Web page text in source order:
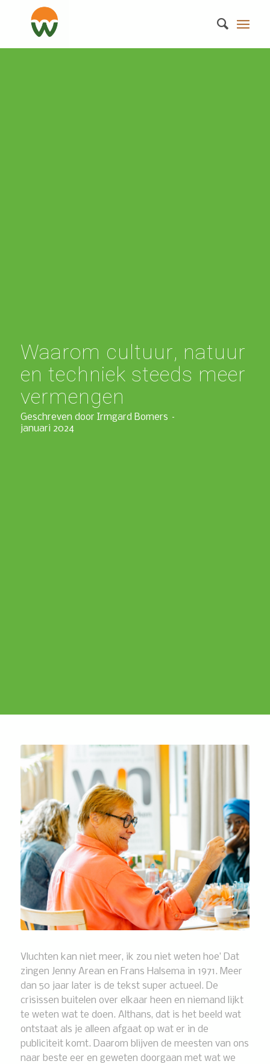
Waarom cultuur, natuur
en techniek steeds meer
vermengen
Geschreven door Irmgard Bomers –
januari 2024
Vluchten kan niet meer, ik zou niet weten hoe’ Dat
zingen Jenny Arean en Frans Halsema in 1971. Meer
dan 50 jaar later is de tekst super actueel. De
crisissen buitelen over elkaar heen en niemand lijkt
te weten wat te doen. Althans, dat is het beeld wat
ontstaat als je alleen afgaat op wat er in de
publiciteit komt. Daarom blijven de meesten van ons
naar beste eer en geweten doorgaan met wat we